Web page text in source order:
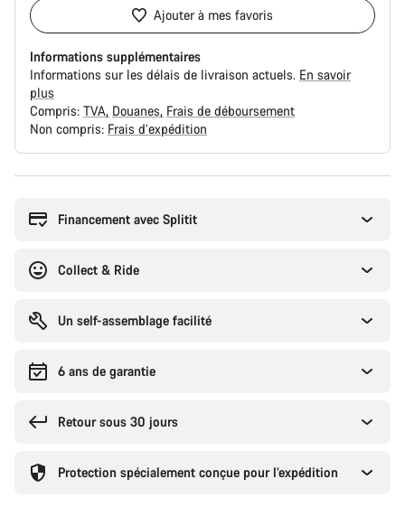
Ajouter à mes favoris
Informations supplémentaires
Informations sur les délais de livraison actuels. En savoir
plus
Compris: TVA Douanes Frais de déboursement
Non compris: Frais d’expédition
Financement avec Splitit
Collect & Ride
Un self-assemblage facilité
6 ans de garantie
Retour sous 30 jours
Protection spécialement conçue pour l’expédition